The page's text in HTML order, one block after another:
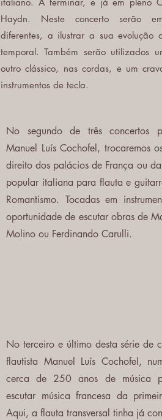
Haydn. Neste concerto serão
diferentes, a ilustrar a sua evolução
temporal. Também serão utilizados
outro clássico, nas cordas, e um
instrumentos de tecla.
No segundo de três concertos
Manuel Luís Cochofel, trocaremos
direito dos palácios de França ou
popular italiana para flauta e
Romantismo. Tocadas em
oportunidade de escutar obras de
Molino ou Ferdinando Carulli.
No terceiro e último desta série de
flautista Manuel Luís Cochofel,
cerca de 250 anos de música
escutar música francesa da
Aqui, a flauta transversal tinha já